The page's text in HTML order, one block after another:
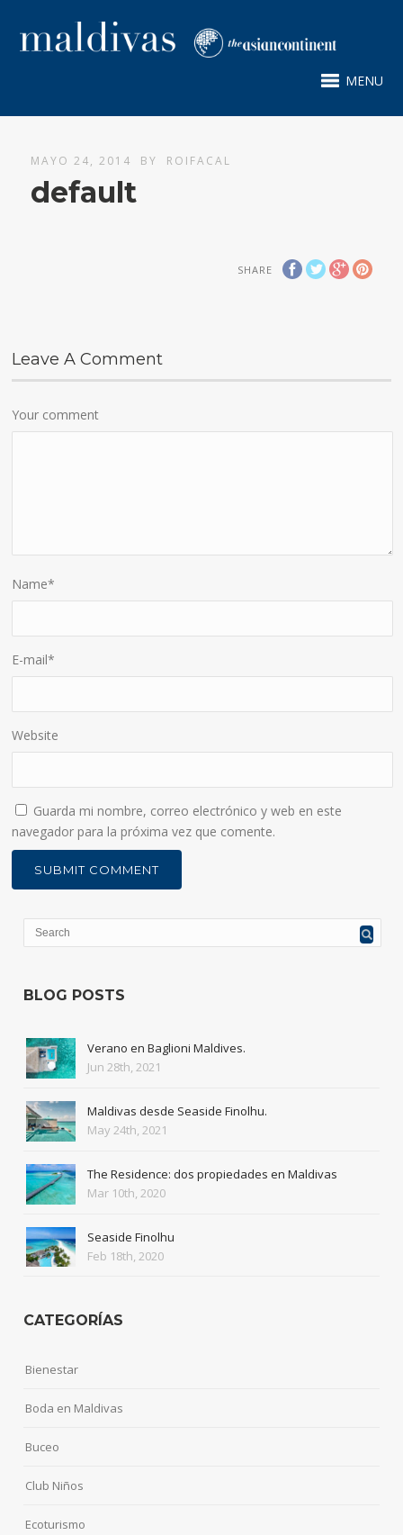
MENU
MAYO 24, 2014 BY ROIFACAL
default
SHARE
Leave A Comment
Your comment
Name*
E-mail*
Website
Guarda mi nombre, correo electrónico y web en este
navegador para la próxima vez que comente.
BLOG POSTS
Verano en Baglioni Maldives.
Jun 28th, 2021
Maldivas desde Seaside Finolhu.
May 24th, 2021
The Residence: dos propiedades en Maldivas
Mar 10th, 2020
Seaside Finolhu
Feb 18th, 2020
CATEGORÍAS
Bienestar
Boda en Maldivas
Buceo
Club Niños
Ecoturismo